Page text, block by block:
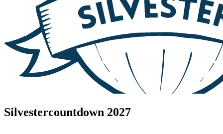
Silvestercountdown 2027